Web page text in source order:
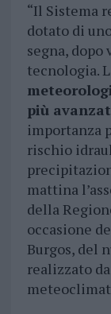
“Il Sistema
dotato di
segna, dopo
tecnologia.
più
importanza
rischio
mattina l’
della
occasione
Burgos, del
realizzato